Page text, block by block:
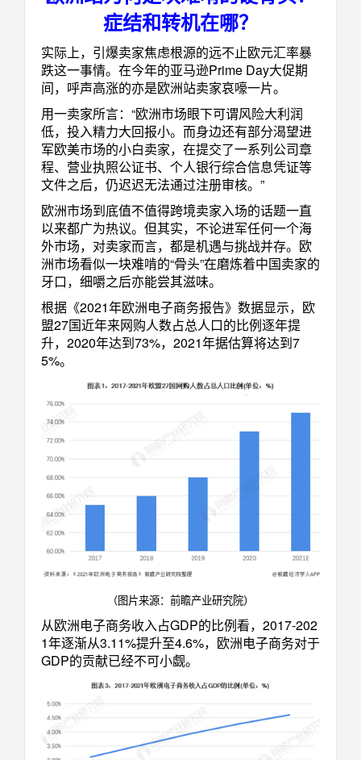
症结和转机在哪？
实际上，引爆卖家焦虑根源的远不止欧元汇率暴
跌这一事情。在今年的亚马逊Prime Day大促期
间，呼声高涨的亦是欧洲站卖家哀嚎一片。
用一卖家所言：“欧洲市场眼下可谓风险大利润
低，投入精力大回报小。而身边还有部分渴望进
军欧美市场的小白卖家，在提交了一系列公司章
程、营业执照公证书、个人银行综合信息凭证等
文件之后，仍迟迟无法通过注册审核。”
欧洲市场到底值不值得跨境卖家入场的话题一直
以来都广为热议。但其实，不论进军任何一个海
外市场，对卖家而言，都是机遇与挑战并存。欧
洲市场看似一块难啃的“骨头”在磨炼着中国卖家的
牙口，细嚼之后亦能尝其滋味。
根据《2021年欧洲电子商务报告》数据显示，欧
盟27国近年来网购人数占总人口的比例逐年提
升， 2020年达到73%， 2021年据估算将达到7
5%。
（图片来源：前瞻产业研究院）
从欧洲电子商务收入占GDP的比例看， 2017-202
1年逐渐从3.11%提升至4.6%，欧洲电子商务对于
GDP的贡献已经不可小觑。